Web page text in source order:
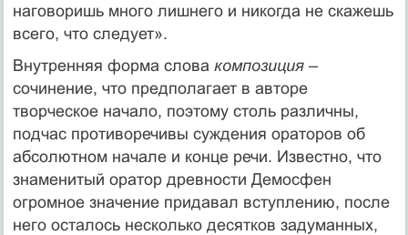
наговоришь много лишнего и никогда не скажешь
всего, что следует».
Внутренняя форма слова композиция –
сочинение, что предполагает в авторе
творческое начало, поэтому столь различны,
подчас противоречивы суждения ораторов об
абсолютном начале и конце речи. Известно, что
знаменитый оратор древности Демосфен
огромное значение придавал вступлению, после
него осталось несколько десятков задуманных,